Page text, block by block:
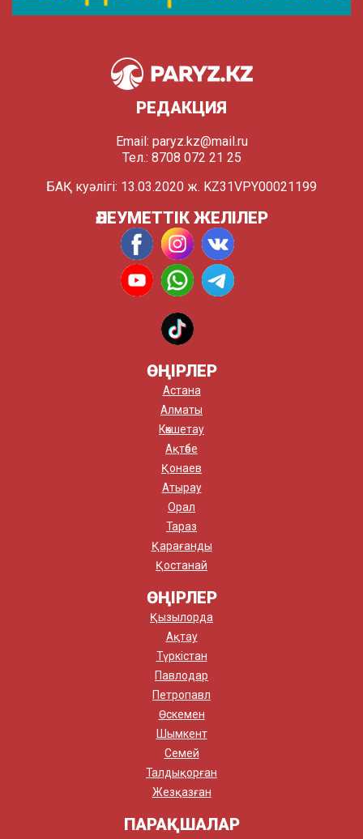
РЕДАКЦИЯ
Email: paryz.kz@mail.ru
Тел.: 8708 072 21 25
БАҚ куәлігі: 13.03.2020 ж. KZ31VPY00021199
ӘЛЕУМЕТТІК ЖЕЛІЛЕР
ӨҢІРЛЕР
Астана
Алматы
Көкшетау
Ақтөбе
Қонаев
Атырау
Орал
Тараз
Қарағанды
Қостанай
ӨҢІРЛЕР
Қызылорда
Ақтау
Түркістан
Павлодар
Петропавл
Өскемен
Шымкент
Семей
Талдықорған
Жезқазған
ПАРАҚШАЛАР